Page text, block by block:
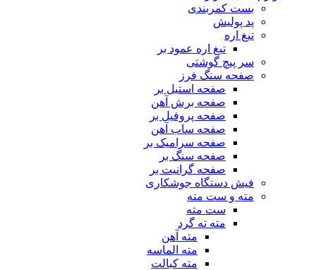
بست کمربندی
پد پولیش
تیغ اره
تیغ اره عمود بر
سر پیچ گوشتی
صفحه سنگ فرز
صفحه استیل بر
صفحه برش آهن
صفحه پروفیل بر
صفحه ساب آهن
صفحه سرامیک بر
صفحه سنگ بر
صفحه گرانیت بر
فیش دستگاه جوشکاری
مته و ست مته
ست مته
مته ته گرد
مته آهن
مته الماسه
مته کبالت